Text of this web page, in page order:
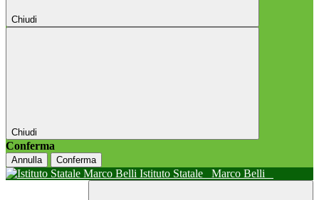
Chiudi
Chiudi
Conferma
Annulla Conferma
Istituto Statale Marco Belli